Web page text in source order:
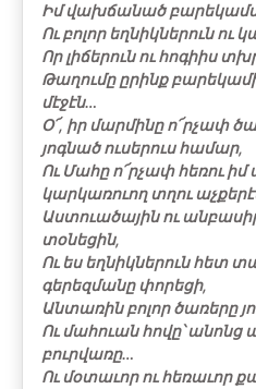
Իմ վախճանած բարեկամս
Ու բոլոր եղնիկներուն ու
Որ լիճերուն ու հոգիիս
Թաղումը ըրինք
մէջէն…
Օ՜, իր մարմինը ո՜րչափ
յոգնած ուսերուս համար,
Ու Մահը ո՜րչափ հեռու իմ
կարկառուող տղու
Աստուածային ու
տօնեցին,
Ու ես եղնիկներուն հետ
գերեզմանը փորեցի,
Անտառին բոլոր ծառերը
Ու մահուան հովը՝ անոնց
բուրվառը…
Ու մօտաւոր ու հեռաւոր